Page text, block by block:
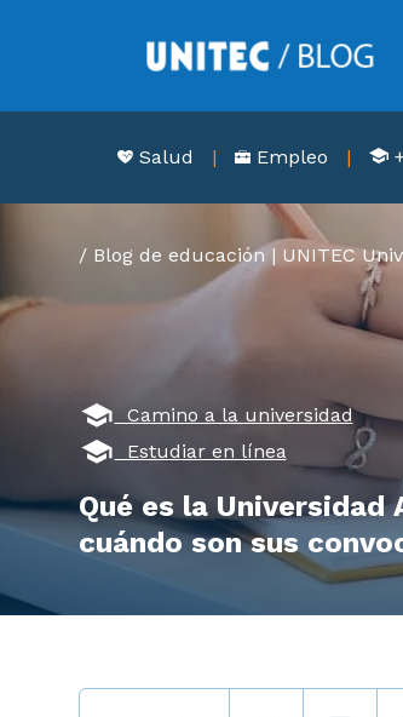
Salud Empleo
Blog de educación | UNITEC
Camino a la universidad
Estudiar en línea
Qué es la
cuándo son sus